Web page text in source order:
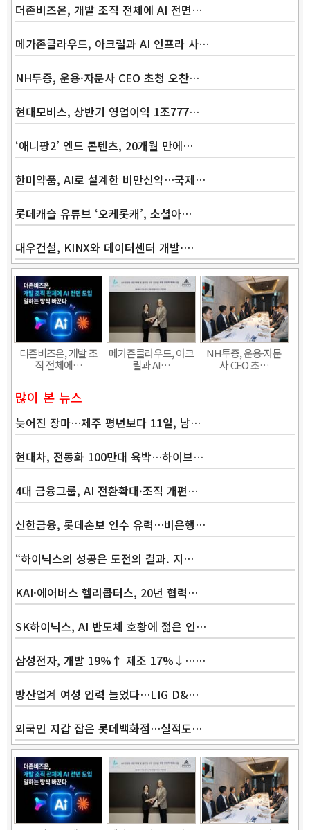
더존비즈온, 개발 조직 전체에 AI 전면…
메가존클라우드, 아크릴과 AI 인프라 사…
NH투증, 운용·자문사 CEO 초청 오찬…
현대모비스, 상반기 영업이익 1조777…
‘애니팡2’ 엔드 콘텐츠, 20개월 만에…
한미약품, AI로 설계한 비만신약…국제…
롯데캐슬 유튜브 ‘오케롯캐’, 소셜아…
대우건설, KINX와 데이터센터 개발·…
더존비즈온, 개발 조
직 전체에…
메가존클라우드, 아크
릴과 AI…
NH투증, 운용·자문
사 CEO 초…
많이 본 뉴스
늦어진 장마…제주 평년보다 11일, 남…
현대차, 전동화 100만대 육박…하이브…
4대 금융그룹, AI 전환확대·조직 개편…
신한금융, 롯데손보 인수 유력…비은행…
“하이닉스의 성공은 도전의 결과. 지…
KAI·에어버스 헬리콥터스, 20년 협력…
SK하이닉스, AI 반도체 호황에 젊은 인…
삼성전자, 개발 19%↑ 제조 17%↓……
방산업계 여성 인력 늘었다…LIG D&…
외국인 지갑 잡은 롯데백화점…실적도…